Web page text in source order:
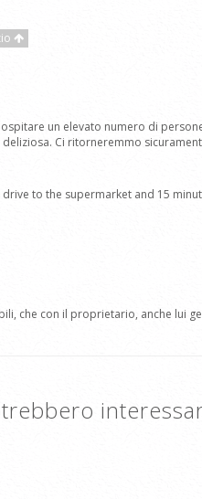
un elevato numero di
Ci ritorneremmo
to the supermarket and 15
che con il proprietario, anche lui